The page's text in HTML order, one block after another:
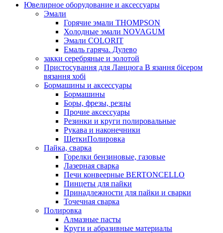
Ювелирное оборудование и аксессуары
Эмали
Горячие эмали THOMPSON
Холодные эмали NOVAGUM
Эмали COLORIT
Емаль гаряча. Дулево
закки серебряные и золотой
Пристосування для Ланцюга В язання бісером
вязання хобі
Бормашины и аксессуары
Бормашины
Боры, фрезы, резцы
Прочие аксессуары
Резинки и круги полировальные
Рукава и наконечники
ЩеткиПолировка
Пайка, сварка
Горелки бензиновые, газовые
Лазерная сварка
Печи конвеерные BERTONCELLO
Пинцеты для пайки
Принадлежности для пайки и сварки
Точечная сварка
Полировка
Алмазные пасты
Круги и абразивные материалы